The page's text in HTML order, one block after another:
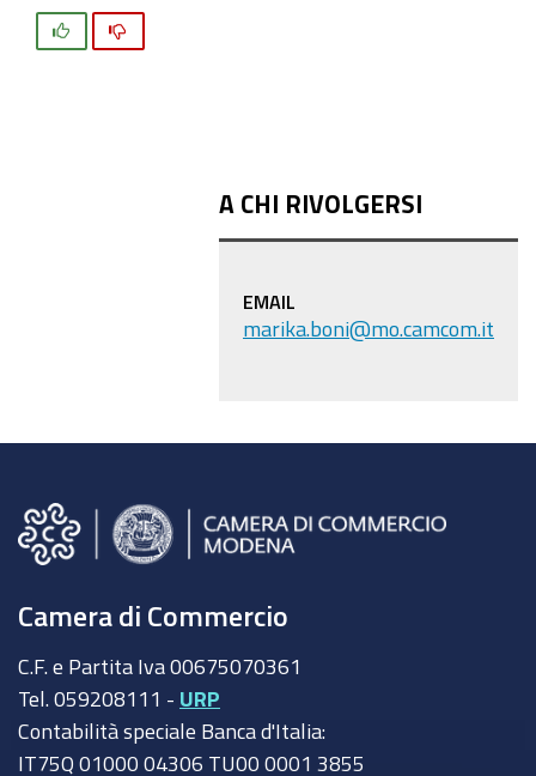
A CHI RIVOLGERSI
EMAIL
marika.boni@mo.camcom.it
Camera di Commercio
C.F. e Partita Iva 00675070361
Tel. 059208111 - URP
Contabilità speciale Banca d'Italia:
IT75Q 01000 04306 TU00 0001 3855